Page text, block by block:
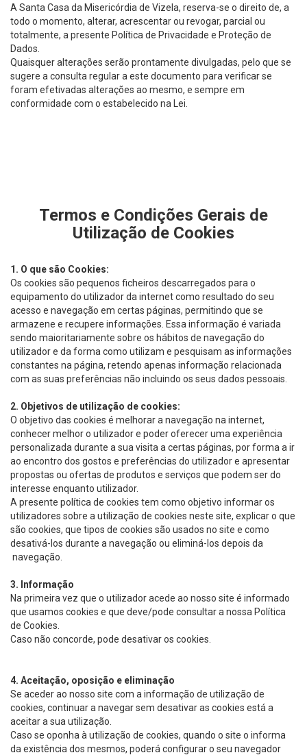
A Santa Casa da Misericórdia de Vizela, reserva-se o direito de, a
todo o momento, alterar, acrescentar ou revogar, parcial ou
totalmente, a presente Política de Privacidade e Proteção de
Dados.
Quaisquer alterações serão prontamente divulgadas, pelo que se
sugere a consulta regular a este documento para verificar se
foram efetivadas alterações ao mesmo, e sempre em
conformidade com o estabelecido na Lei.
Termos e Condições Gerais de
Utilização de Cookies
1. O que são Cookies:
Os cookies são pequenos ficheiros descarregados para o
equipamento do utilizador da internet como resultado do seu
acesso e navegação em certas páginas, permitindo que se
armazene e recupere informações. Essa informação é variada
sendo maioritariamente sobre os hábitos de navegação do
utilizador e da forma como utilizam e pesquisam as informações
constantes na página, retendo apenas informação relacionada
com as suas preferências não incluindo os seus dados pessoais.
2. Objetivos de utilização de cookies:
O objetivo das cookies é melhorar a navegação na internet,
conhecer melhor o utilizador e poder oferecer uma experiência
personalizada durante a sua visita a certas páginas, por forma a ir
ao encontro dos gostos e preferências do utilizador e apresentar
propostas ou ofertas de produtos e serviços que podem ser do
interesse enquanto utilizador.
A presente política de cookies tem como objetivo informar os
utilizadores sobre a utilização de cookies neste site, explicar o que
são cookies, que tipos de cookies são usados no site e como
desativá-los durante a navegação ou eliminá-los depois da
navegação.
3. Informação
Na primeira vez que o utilizador acede ao nosso site é informado
que usamos cookies e que deve/pode consultar a nossa Política
de Cookies.
Caso não concorde, pode desativar os cookies.
4. Aceitação, oposição e eliminação
Se aceder ao nosso site com a informação de utilização de
cookies, continuar a navegar sem desativar as cookies está a
aceitar a sua utilização.
Caso se oponha à utilização de cookies, quando o site o informa
da existência dos mesmos, poderá configurar o seu navegador